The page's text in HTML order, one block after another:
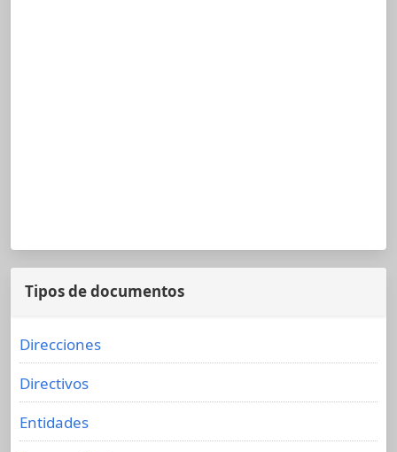
Tipos de documentos
Direcciones
Directivos
Entidades